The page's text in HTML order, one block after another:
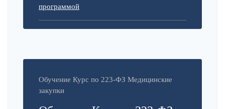
программой
Обучение Курс по 223-ФЗ Медицинские
закупки